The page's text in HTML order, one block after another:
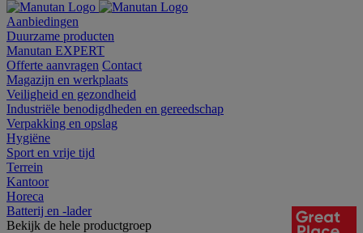
Aanbiedingen
Duurzame producten
Manutan EXPERT
Offerte aanvragen Contact
Magazijn en werkplaats
Veiligheid en gezondheid
Industriële benodigdheden en gereedschap
Verpakking en opslag
Hygiëne
Sport en vrije tijd
Terrein
Kantoor
Horeca
Batterij en -lader
Bekijk de hele productgroep